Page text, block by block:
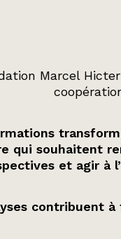
Marcel
qui souhaitent
et agir à
contribuent